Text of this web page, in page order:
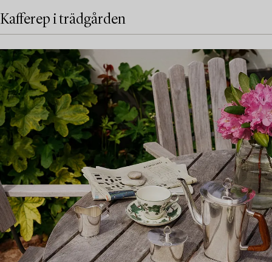
Kafferep i trädgården